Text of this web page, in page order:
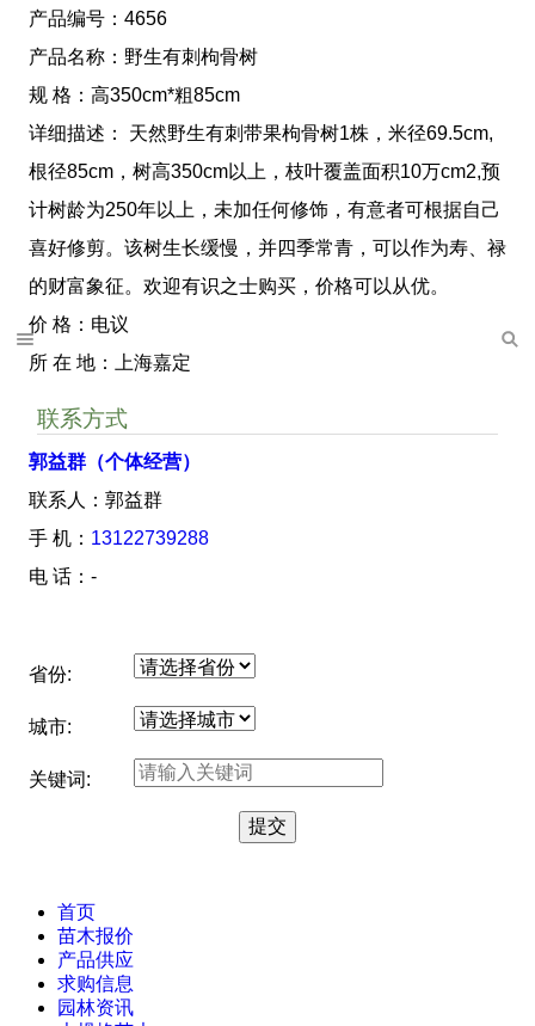
产品编号：4656
产品名称：野生有刺枸骨树
规 格：高350cm*粗85cm
详细描述： 天然野生有刺带果枸骨树1株，米径69.5cm,
根径85cm，树高350cm以上，枝叶覆盖面积10万cm2,预
计树龄为250年以上，未加任何修饰，有意者可根据自己
喜好修剪。该树生长缓慢，并四季常青，可以作为寿、禄
的财富象征。欢迎有识之士购买，价格可以从优。
价 格：电议
所 在 地：上海嘉定
联系方式
郭益群（个体经营）
联系人：郭益群
手 机： 13122739288
电 话：-
省份:
城市:
关键词:
首页
苗木报价
产品供应
求购信息
园林资讯